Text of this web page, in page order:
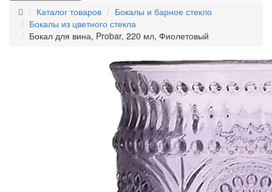
Каталог товаров
Бокалы и барное стекло
Бокалы из цветного стекла
Бокал для вина, Probar, 220 мл, Фиолетовый